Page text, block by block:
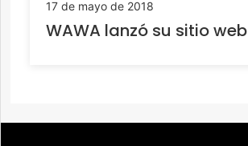
17 de mayo de 2018
WAWA lanzó su sitio web